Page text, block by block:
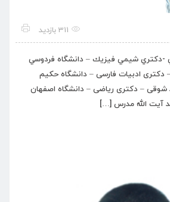
311 بازدید
شيمي فيزيك – دانشگاه فردوسي
ادبیات فارسی – دانشگاه حکیم
– دکتری ریاضی – دانشگاه اصفهان
الله مدرس […]